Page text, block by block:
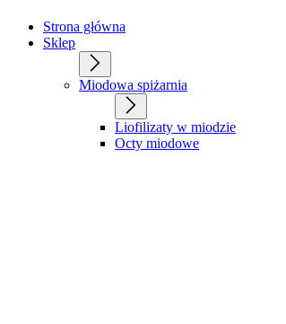
Strona główna
Sklep
Miodowa spiżarnia
Liofilizaty w miodzie
Octy miodowe